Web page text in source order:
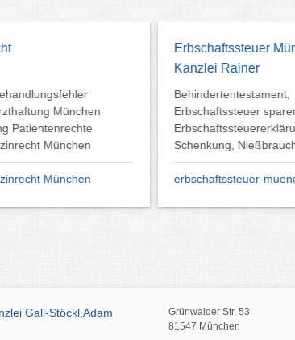
München
München
München
Erbschaftssteuer München
Kanzlei Rainer
Behindertentestament,
Erbschaftssteuer sparen,
Erbschaftssteuererklärung,
Schenkung, Nießbrauch
erbschaftssteuer-muenchen.de
Gall-Stöckl,Adam
Grünwalder Str. 53
81547 München